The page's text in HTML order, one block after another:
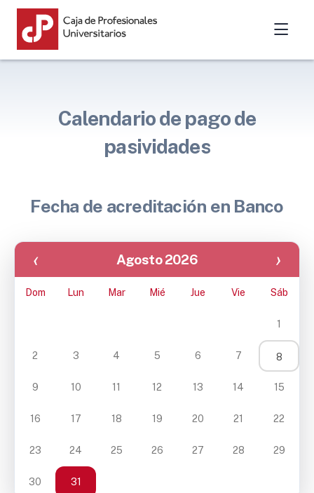
Calendario de pago de
pasividades
Fecha de acreditación en Banco
‹ Agosto 2026 ›
Dom Lun Mar Mié Jue Vie Sáb
1
2 3 4 5 6 7 8
9 10 11 12 13 14 15
16 17 18 19 20 21 22
23 24 25 26 27 28 29
30 31